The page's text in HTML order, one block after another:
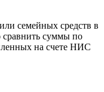
семейных средств в
сравнить суммы по
на счете НИС